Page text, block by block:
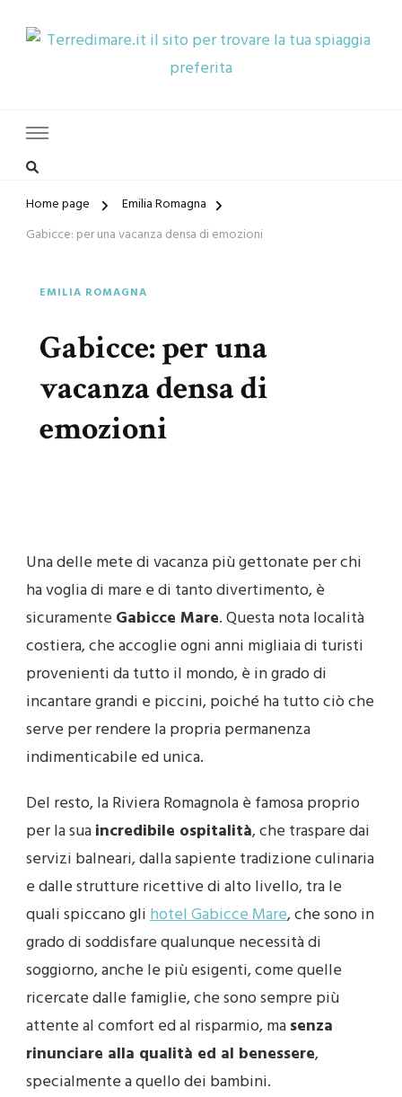
Home page
Emilia Romagna
Gabicce: per una vacanza densa di emozioni
EMILIA ROMAGNA
Gabicce: per una
vacanza densa di
emozioni
Una delle mete di vacanza più gettonate per chi
ha voglia di mare e di tanto divertimento, è
sicuramente Gabicce Mare. Questa nota località
costiera, che accoglie ogni anni migliaia di turisti
provenienti da tutto il mondo, è in grado di
incantare grandi e piccini, poiché ha tutto ciò che
serve per rendere la propria permanenza
indimenticabile ed unica.
Del resto, la Riviera Romagnola è famosa proprio
per la suaincredibile ospitalità, che traspare dai
servizi balneari, dalla sapiente tradizione culinaria
e dalle strutture ricettive di alto livello, tra le
quali spiccano glihotel Gabicce Mare, che sono in
grado di soddisfare qualunque necessità di
soggiorno, anche le più esigenti, come quelle
ricercate dalle famiglie, che sono sempre più
attente al comfort ed al risparmio, masenza
rinunciare alla qualità ed al benessere,
specialmente a quello dei bambini.